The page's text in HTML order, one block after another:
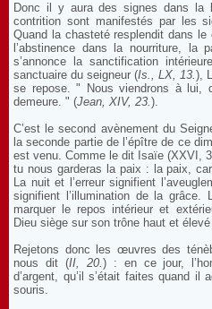
Donc il y aura des signes dans la
contrition sont manifestés par les
Quand la chasteté resplendit dans
l’abstinence dans la nourriture, la
s’annonce la sanctification
sanctuaire du seigneur (Is., LX, 13.),
se repose. " Nous viendrons à lui,
demeure. " (Jean, XIV, 23.).
C’est le second avènement du
la seconde partie de l’épître de ce
est venu. Comme le dit Isaïe (XXVI,
tu nous garderas la paix : la paix,
La nuit et l’erreur signifient
signifient l’illumination de la
marquer le repos intérieur et
Dieu siège sur son trône haut et
Rejetons donc les œuvres des
nous dit (II, 20.) : en ce jour,
d’argent, qu’il s’était faites quand
souris.